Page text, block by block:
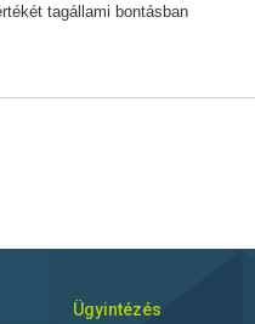
tagállami bontásban
Ügyintézés